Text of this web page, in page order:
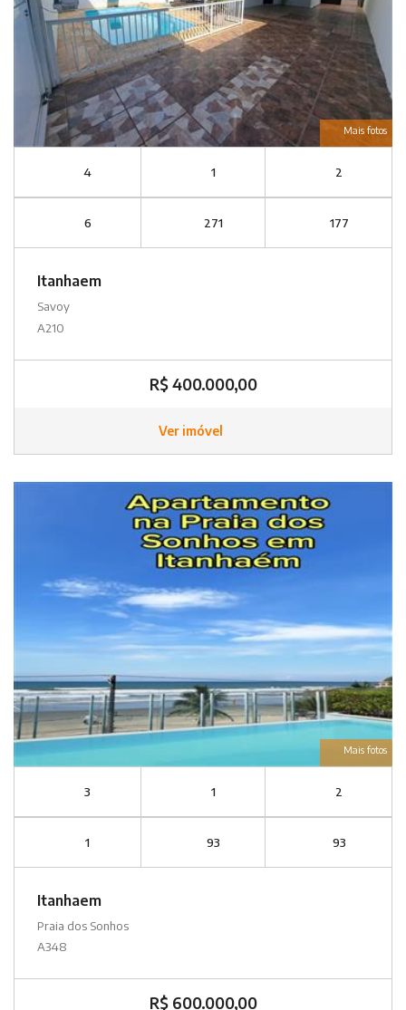
Mais fotos
4 1 2
6 271 177
Itanhaem
Savoy
A210
R$ 400.000,00
Ver imóvel
Mais fotos
3 1 2
1 93 93
Itanhaem
Praia dos Sonhos
A348
R$ 600.000,00